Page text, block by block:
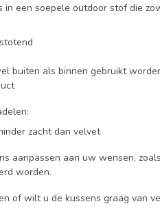
in een soepele outdoor stof die
buiten als binnen gebruikt
zacht dan velvet
aanpassen aan uw wensen,
worden.
of wilt u de kussens graag van